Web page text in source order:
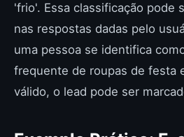
'frio'. Essa classificação pode
nas respostas dadas pelo
uma pessoa se identifica
frequente de roupas de festa
válido, o lead pode ser